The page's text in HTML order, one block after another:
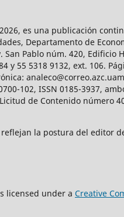
es una publicación
Departamento de
Pablo núm. 420,
y 55 5318 9132, ext. 106.
102, ISSN 0185-3937,
de Contenido número
la postura del editor
licensed under a Creative